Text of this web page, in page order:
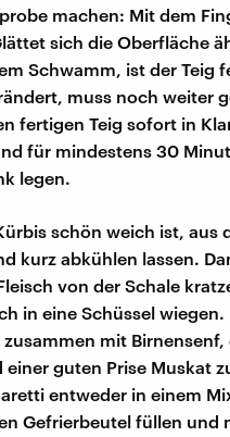
machen: Mit dem
sich die Oberfläche
Schwamm, ist der Teig
muss noch weiter
fertigen Teig sofort in
für mindestens 30
legen.
schön weich ist, aus
kurz abkühlen lassen.
von der Schale
in eine Schüssel wiegen.
mit Birnensenf,
einer guten Prise Muskat
entweder in einem
Gefrierbeutel füllen und